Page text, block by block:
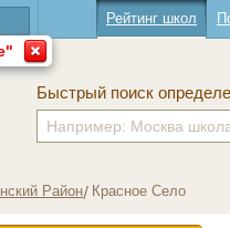
Рейтинг школ
Быстрый поиск
Район Красное Село